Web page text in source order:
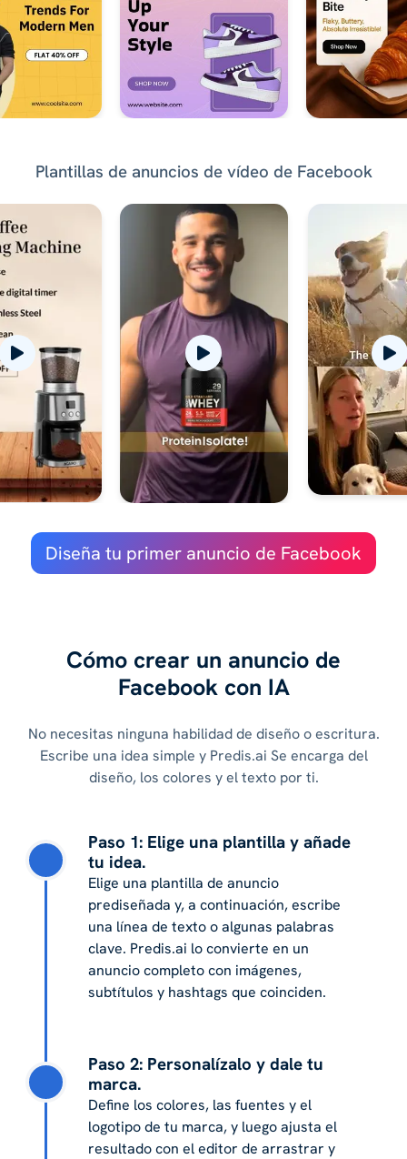
Plantillas de anuncios de vídeo de Facebook
Diseña tu primer anuncio de Facebook
Cómo crear un anuncio de
Facebook con IA
No necesitas ninguna habilidad de diseño o escritura.
Escribe una idea simple y Predis.ai Se encarga del
diseño, los colores y el texto por ti.
Paso 1: Elige una plantilla y añade
tu idea.
Elige una plantilla de anuncio
prediseñada y, a continuación, escribe
una línea de texto o algunas palabras
clave. Predis.ai lo convierte en un
anuncio completo con imágenes,
subtítulos y hashtags que coinciden.
Paso 2: Personalízalo y dale tu
marca.
Define los colores, las fuentes y el
logotipo de tu marca, y luego ajusta el
resultado con el editor de arrastrar y